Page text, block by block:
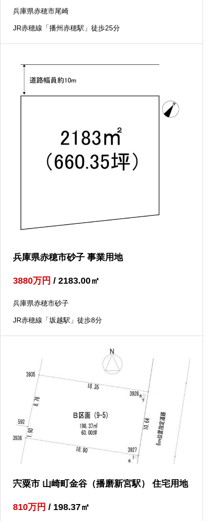
兵庫県赤穂市尾崎
JR赤穂線「播州赤穂駅」徒歩25分
兵庫県赤穂市砂子 事業用地
3880万円 / 2183.00㎡
兵庫県赤穂市砂子
JR赤穂線「坂越駅」徒歩8分
宍粟市 山崎町金谷（播磨新宮駅） 住宅用地
810万円 / 198.37㎡